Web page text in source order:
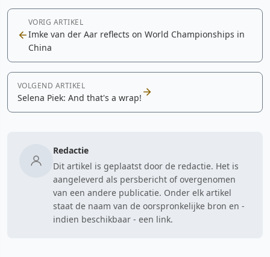
VORIG ARTIKEL
Imke van der Aar reflects on World Championships in
China
VOLGEND ARTIKEL
Selena Piek: And that's a wrap!
Redactie
Dit artikel is geplaatst door de redactie. Het is
aangeleverd als persbericht of overgenomen
van een andere publicatie. Onder elk artikel
staat de naam van de oorspronkelijke bron en -
indien beschikbaar - een link.